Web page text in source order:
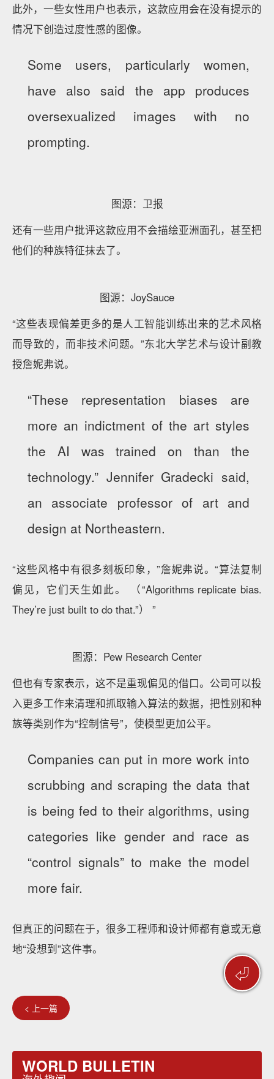
⏎
此外，一些女性用户也表示，这款应用会在没有提示的
情况下创造过度性感的图像。
Some users, particularly women,
have also said the app produces
oversexualized images with no
prompting.
图源：卫报
还有一些用户批评这款应用不会描绘亚洲面孔，甚至把
他们的种族特征抹去了。
图源：JoySauce
“这些表现偏差更多的是人工智能训练出来的艺术风格
而导致的，而非技术问题。”东北大学艺术与设计副教
授詹妮弗说。
“These representation biases are
more an indictment of the art styles
the AI was trained on than the
technology.” Jennifer Gradecki said,
an associate professor of art and
design at Northeastern.
“这些风格中有很多刻板印象，”詹妮弗说。“算法复制
偏见，它们天生如此。 （“Algorithms replicate bias.
They’re just built to do that.”） ”
图源：Pew Research Center
但也有专家表示，这不是重现偏见的借口。公司可以投
入更多工作来清理和抓取输入算法的数据，把性别和种
族等类别作为“控制信号”，使模型更加公平。
Companies can put in more work into
scrubbing and scraping the data that
is being fed to their algorithms, using
categories like gender and race as
“control signals” to make the model
more fair.
但真正的问题在于，很多工程师和设计师都有意或无意
地“没想到”这件事。
< 上一篇
WORLD BULLETIN